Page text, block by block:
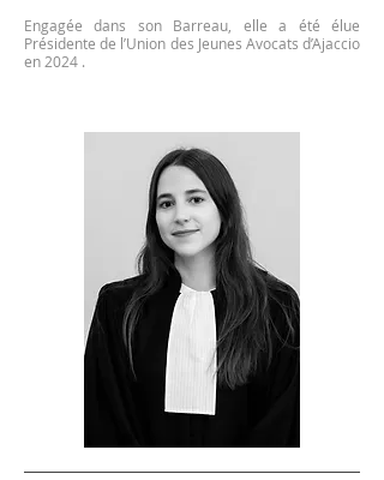
Engagée dans son Barreau, elle a été élue
Présidente de l’Union des Jeunes Avocats d’Ajaccio
en 2024 .